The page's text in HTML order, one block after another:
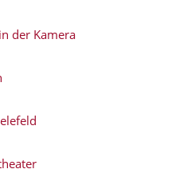
der Kamera